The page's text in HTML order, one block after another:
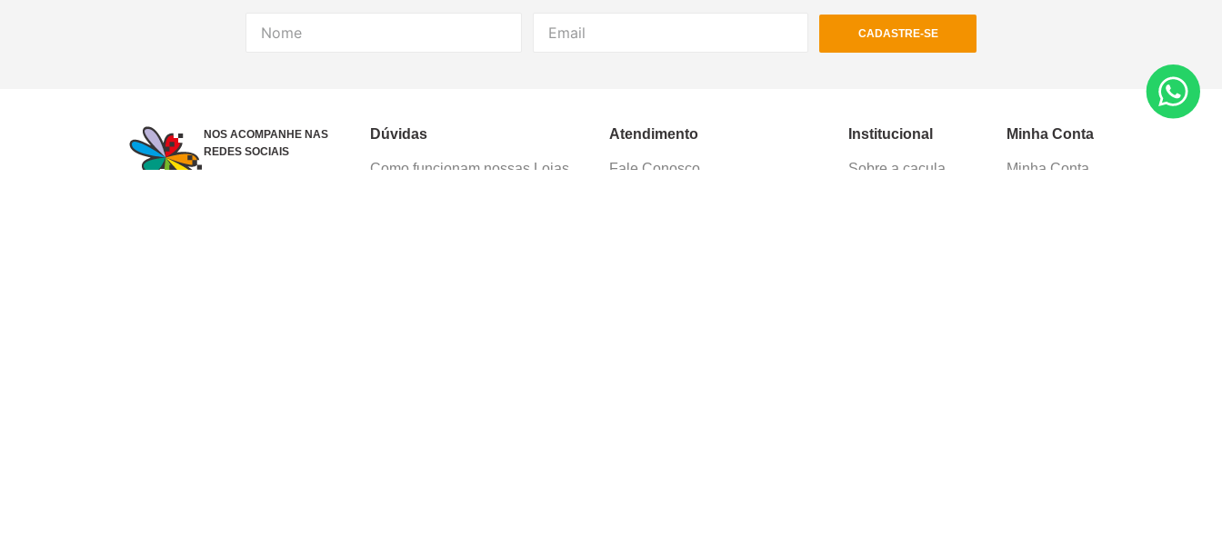
CADASTRE-SE
NOS ACOMPANHE NAS
REDES SOCIAIS
Dúvidas
Como funcionam nossas Lojas
Atendimento
Fale Conosco
Institucional
Sobre a caçula
Minha Conta
Minha Conta